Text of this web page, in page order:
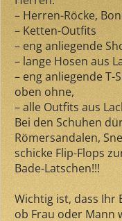
– Herren-Röcke,
– Ketten-Outfits
– eng anliegende
– lange Hosen aus
– eng anliegende T-
oben ohne,
– alle Outfits aus
Bei den Schuhen
Römersandalen,
schicke Flip-Flops
Bade-Latschen!!!
Wichtig ist, dass Ihr
ob Frau oder Mann